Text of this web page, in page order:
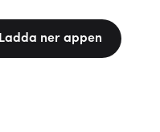
Ladda ner appen